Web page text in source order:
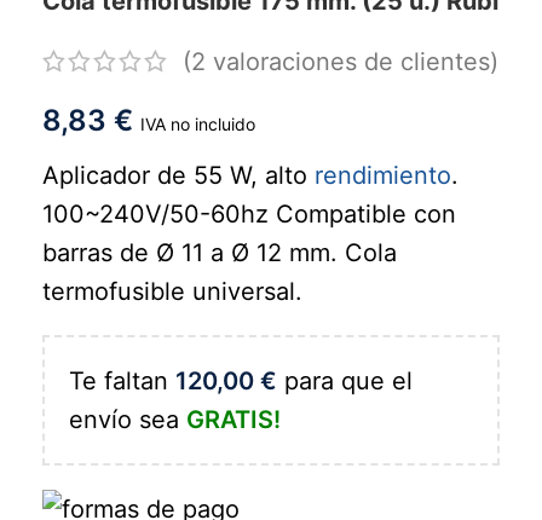
(2 valoraciones de clientes)
8,83 € IVA no incluido
Aplicador de 55 W, alto rendimiento.
100~240V/50-60hz Compatible con
barras de Ø 11 a Ø 12 mm. Cola
termofusible universal.
Te faltan 120,00 € para que el
envío sea GRATIS!